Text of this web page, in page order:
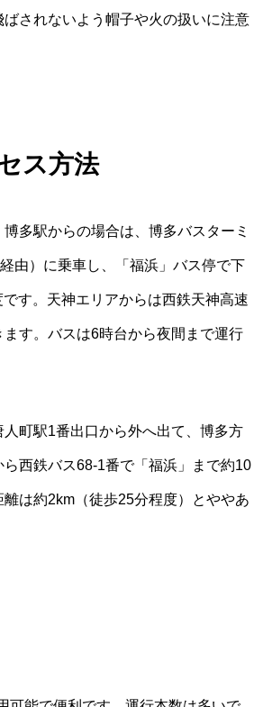
されないよう帽子や火の扱いに注意
ス方法
多駅からの場合は、博多バスターミ
由）に乗車し、「福浜」バス停で下
す。天神エリアからは西鉄天神高速
す。バスは6時台から夜間まで運行
町駅1番出口から外へ出て、博多方
西鉄バス68-1番で「福浜」まで約10
は約2km（徒歩25分程度）とややあ